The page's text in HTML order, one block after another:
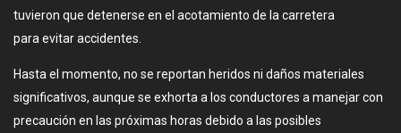
tuvieron que detenerse en el acotamiento de la carretera
para evitar accidentes.
Hasta el momento, no se reportan heridos ni daños materiales
significativos, aunque se exhorta a los conductores a manejar con
precaución en las próximas horas debido a las posibles